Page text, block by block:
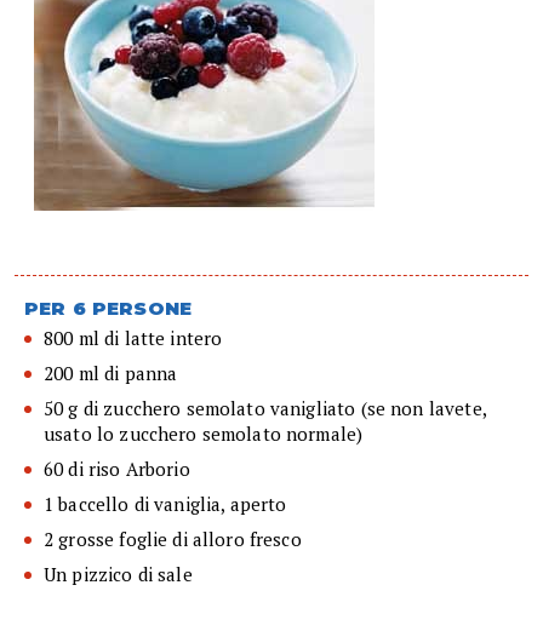
PER 6 PERSONE
800 ml di latte intero
200 ml di panna
50 g di zucchero semolato vanigliato (se non lavete,
usato lo zucchero semolato normale)
60 di riso Arborio
1 baccello di vaniglia, aperto
2 grosse foglie di alloro fresco
Un pizzico di sale